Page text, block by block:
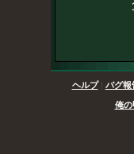
ヘルプ| バグ報
俺の